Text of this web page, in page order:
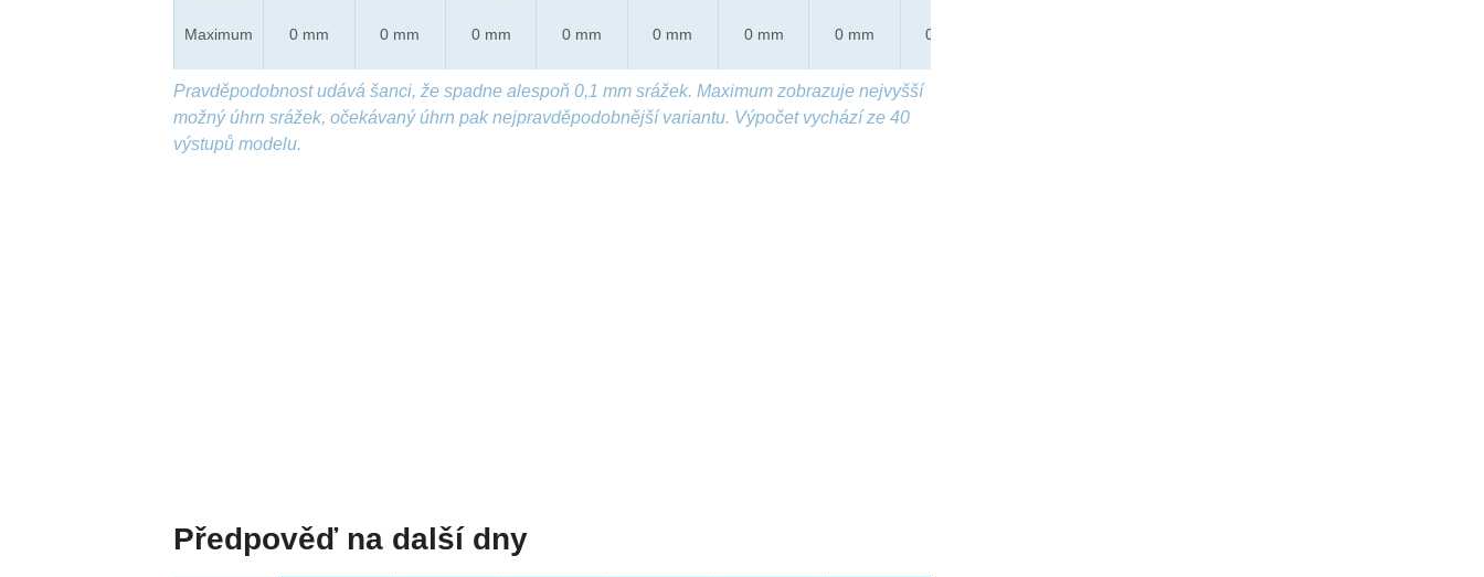
Maximum 0 mm 0 mm 0 mm 0 mm 0 mm 0 mm 0 mm 0 mm
Pravděpodobnost udává šanci, že spadne alespoň 0,1 mm srážek. Maximum zobrazuje nejvyšší
možný úhrn srážek, očekávaný úhrn pak nejpravděpodobnější variantu. Výpočet vychází ze 40
výstupů modelu.
Předpověď na další dny